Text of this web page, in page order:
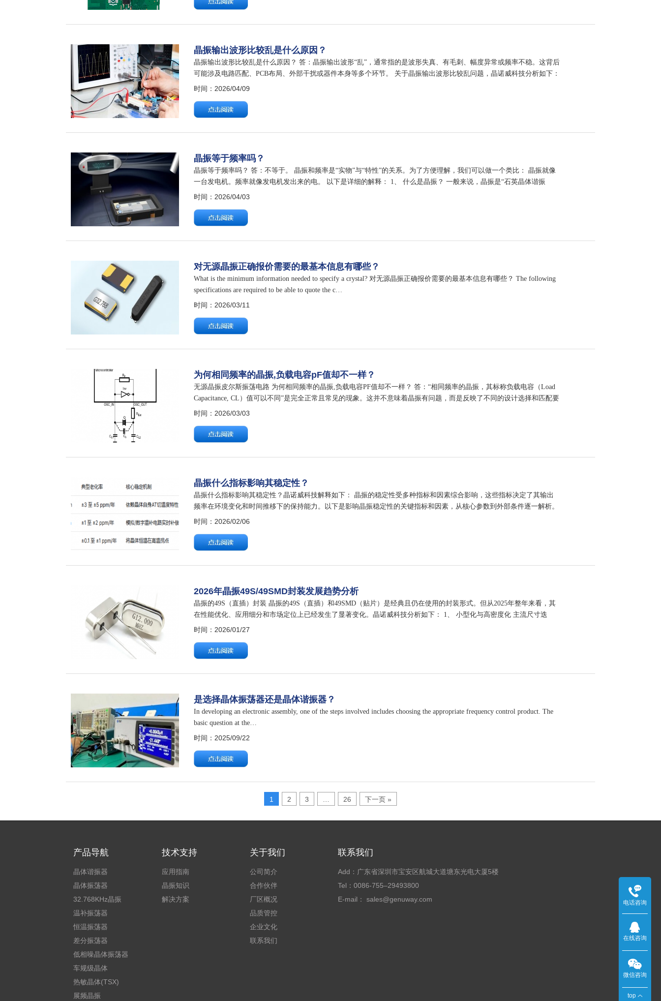
晶振输出波形比较乱是什么原因？
晶振输出波形比较乱是什么原因？ 答：晶振输出波形“乱”，通常指的是波形失真、有毛刺、幅度异常或频率不稳。这背后
可能涉及电路匹配、PCB布局、外部干扰或器件本身等多个环节。 关于晶振输出波形比较乱问题，晶诺威科技分析如下：
一、核心电路匹配问题 负载电容不匹配： 如果实际电容与晶振规格书要求的负载电容…
时间：2026/04/09
晶振等于频率吗？
晶振等于频率吗？ 答：不等于。 晶振和频率是“实物”与“特性”的关系。为了方便理解，我们可以做一个类比： 晶振就像
一台发电机。频率就像发电机发出来的电。 以下是详细的解释： 1、 什么是晶振？ 一般来说，晶振是“石英晶体谐振
器”的简称。它是一个物理元器件，通常由一块石英晶体（切成薄片）和金属外壳、引…
时间：2026/04/03
对无源晶振正确报价需要的最基本信息有哪些？
What is the minimum information needed to specify a crystal? 对无源晶振正确报价需要的最基本信息有哪些？ The following
specifications are required to be able to quote the c…
时间：2026/03/11
为何相同频率的晶振,负载电容pF值却不一样？
无源晶振皮尔斯振荡电路 为何相同频率的晶振,负载电容PF值却不一样？ 答：“相同频率的晶振，其标称负载电容（Load
Capacitance, CL）值可以不同”是完全正常且常见的现象。这并不意味着晶振有问题，而是反映了不同的设计选择和匹配要
求。 负载电容（CL）是晶振外部需要连接的两个电容（CL1…
时间：2026/03/03
晶振什么指标影响其稳定性？
晶振什么指标影响其稳定性？晶诺威科技解释如下： 晶振的稳定性受多种指标和因素综合影响，这些指标决定了其输出
频率在环境变化和时间推移下的保持能力。以下是影响晶振稳定性的关键指标和因素，从核心参数到外部条件逐一解析。
一、核心电气指标 1. 频率精度 定义：在基准条件（+25°C，标称电源电压，无负载）…
时间：2026/02/06
2026年晶振49S/49SMD封装发展趋势分析
晶振的49S（直插）封装 晶振的49S（直插）和49SMD（贴片）是经典且仍在使用的封装形式。但从2025年整年来看，其
在性能优化、应用细分和市场定位上已经发生了显著变化。晶诺威科技分析如下： 1、 小型化与高密度化 主流尺寸迭
代：传统的大尺寸49SMD（11.4*4.5mm），正在被性能更稳定频率…
时间：2026/01/27
是选择晶体振荡器还是晶体谐振器？
In developing an electronic assembly, one of the steps involved includes choosing the appropriate frequency control product. The
basic question at the…
时间：2025/09/22
1 2 3 26 下一页 »
产品导航
晶体谐振器
晶体振荡器
32.768KHz晶振
温补振荡器
恒温振荡器
差分振荡器
低相噪晶体振荡器
车规级晶体
热敏晶体(TSX)
展频晶振
技术支持
应用指南
晶振知识
解决方案
关于我们
公司简介
合作伙伴
厂区概况
品质管控
企业文化
联系我们
联系我们
Add：广东省深圳市宝安区航城大道塘东光电大厦5楼
Tel：0086-755–29493800
E-mail： sales@genuway.com
电话咨询
在线咨询
微信咨询
top
电
话：
23068369